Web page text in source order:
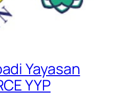
Yayasan
YYP